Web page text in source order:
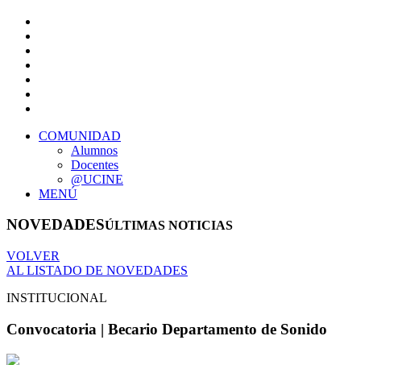
COMUNIDAD
Alumnos
Docentes
@UCINE
MENÚ
NOVEDADESÚLTIMAS NOTICIAS
VOLVER
AL LISTADO DE NOVEDADES
INSTITUCIONAL
Convocatoria | Becario Departamento de Sonido